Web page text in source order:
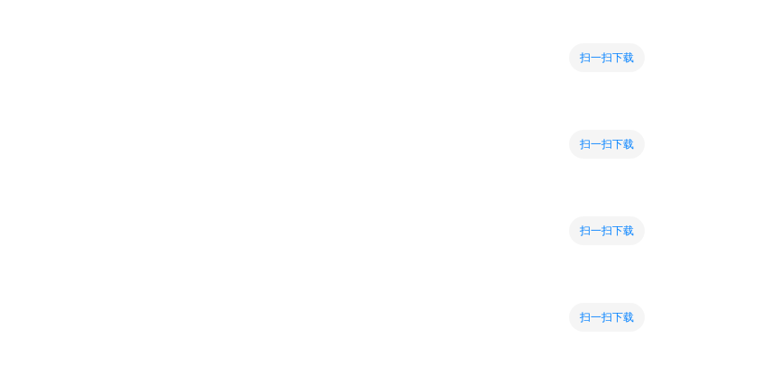
扫一扫下载
扫一扫下载
扫一扫下载
扫一扫下载